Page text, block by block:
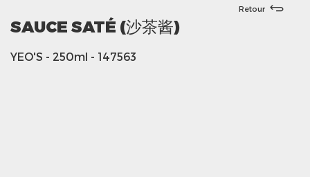
Retour
SAUCE SATÉ (沙茶酱)
YEO'S - 250ml - 147563